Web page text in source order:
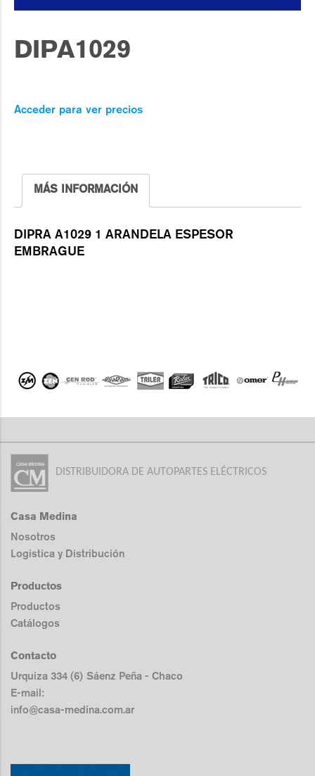
DIPA1029
Acceder para ver precios
MÁS INFORMACIÓN
DIPRA A1029 1 ARANDELA ESPESOR
EMBRAGUE
DISTRIBUIDORA DE AUTOPARTES ELÉCTRICOS
Casa Medina
Nosotros
Logistica y Distribución
Productos
Productos
Catálogos
Contacto
Urquiza 334 (6) Sáenz Peña - Chaco
E-mail:
info@casa-medina.com.ar